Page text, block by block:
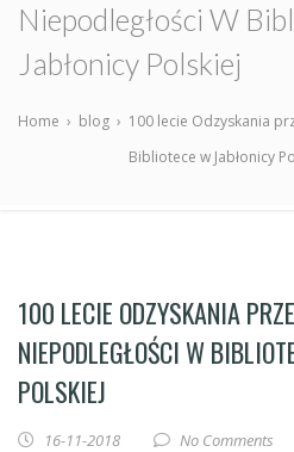
Niepodległości W
Jabłonicy Polskiej
Home › blog › 100 lecie Odzyskania
Bibliotece w Jabłonicy
100 LECIE ODZYSKANIA
NIEPODLEGŁOŚCI W
POLSKIEJ
16-11-2018 No Comments